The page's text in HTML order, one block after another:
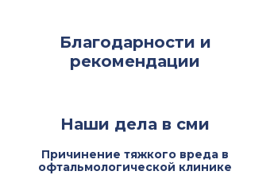
Благодарности и
рекомендации
Наши дела в сми
Причинение тяжкого вреда в
офтальмологической клинике